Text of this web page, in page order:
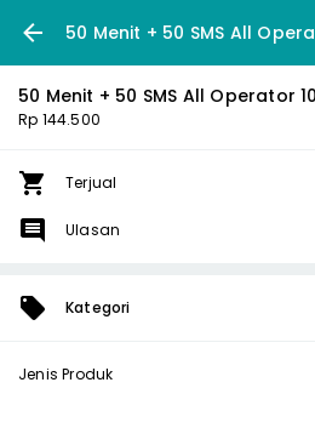
50 Menit + 50 SMS All
50 Menit + 50 SMS All Operator
Rp 144.500
Terjual
Ulasan
Kategori
Jenis Produk